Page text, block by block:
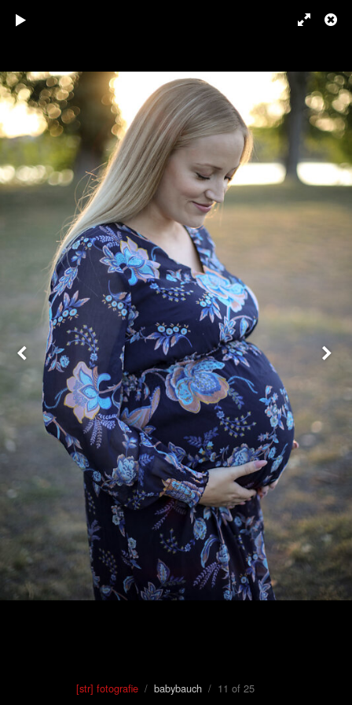
[str] fotografie/ babybauch/ 11 of 25